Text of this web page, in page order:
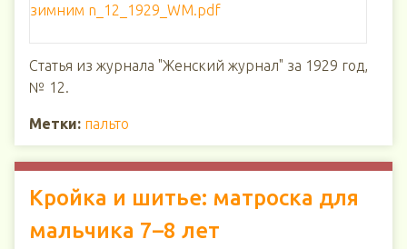
Статья из журнала "Женский журнал" за 1929 год,
№ 12.
Метки: пальто
Кройка и шитье: матроска для
мальчика 7–8 лет